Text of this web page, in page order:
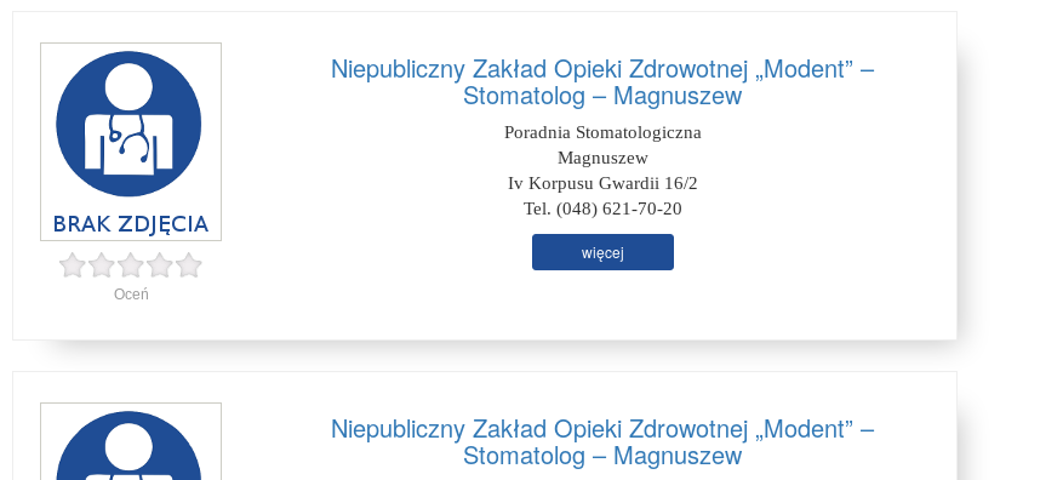
Oceń
Niepubliczny Zakład Opieki Zdrowotnej „Modent” –
Stomatolog – Magnuszew
Poradnia Stomatologiczna
Magnuszew
Iv Korpusu Gwardii 16/2
Tel. (048) 621-70-20
więcej
Niepubliczny Zakład Opieki Zdrowotnej „Modent” –
Stomatolog – Magnuszew